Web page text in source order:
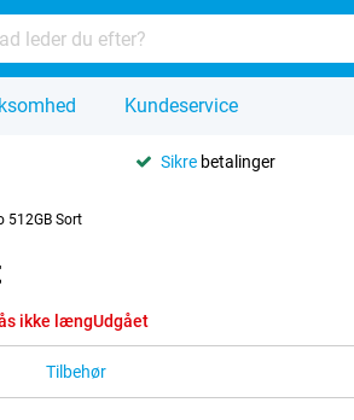
Kundeservice
Sikrebetalinger
512GB Sort
ikke længUdgået
Tilbehør